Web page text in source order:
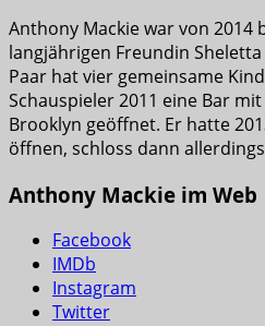
Anthony Mackie war von 2014
langjährigen Freundin
Paar hat vier gemeinsame
Schauspieler 2011 eine Bar
Brooklyn geöffnet. Er hatte
öffnen, schloss dann
Anthony Mackie im Web
Facebook
IMDb
Instagram
Twitter